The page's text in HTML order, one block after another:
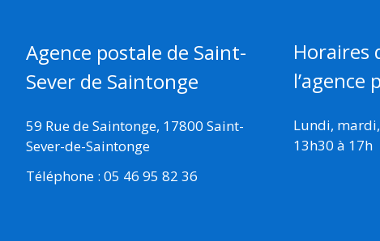
Agence postale de Saint-
Sever de Saintonge
59 Rue de Saintonge, 17800 Saint-
Sever-de-Saintonge
Téléphone : 05 46 95 82 36
Horaires
l’agence
Lundi,
13h30 à 17h